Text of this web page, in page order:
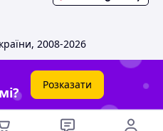
2008-2026
Розказати